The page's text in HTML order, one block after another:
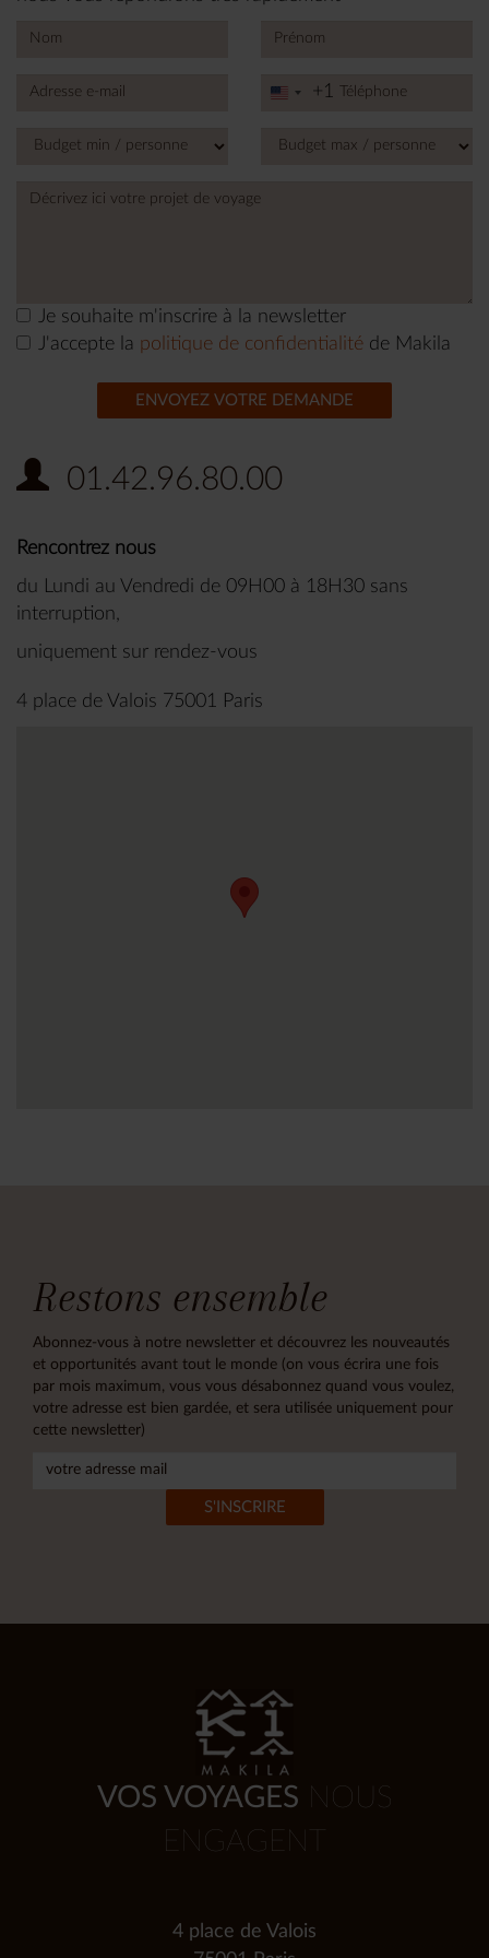
United
+1
+1
Je souhaite m'inscrire à la newsletter
J'accepte la politique de confidentialité de Makila
ENVOYEZ VOTRE DEMANDE
01.42.96.80.00
Rencontrez nous
du Lundi au Vendredi de 09H00 à 18H30 sans
interruption,
uniquement sur rendez-vous
4 place de Valois 75001 Paris
Restons ensemble
Abonnez-vous à notre newsletter et découvrez les nouveautés
et opportunités avant tout le monde (on vous écrira une fois
par mois maximum, vous vous désabonnez quand vous voulez,
votre adresse est bien gardée, et sera utilisée uniquement pour
cette newsletter)
VOS VOYAGES NOUS
ENGAGENT
4 place de Valois